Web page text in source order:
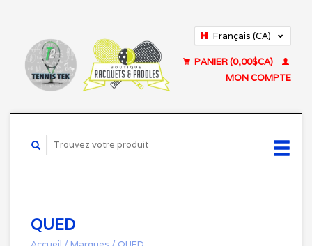
Français (CA)
PANIER (0,00$CA)
MON COMPTE
QUED